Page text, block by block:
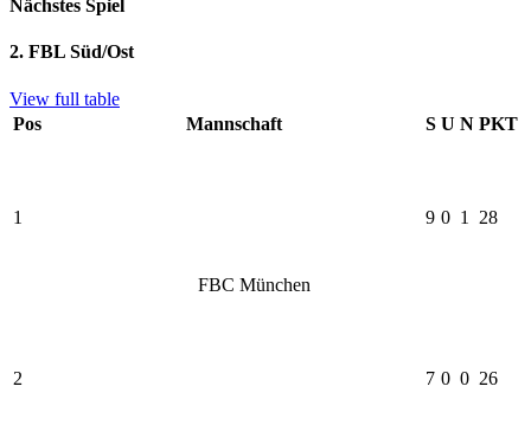
Nächstes Spiel
2. FBL Süd/Ost
View full table
Pos
Mannschaft S U N PKT
1
FBC München
9 0 1 28
2 7 0 0 26